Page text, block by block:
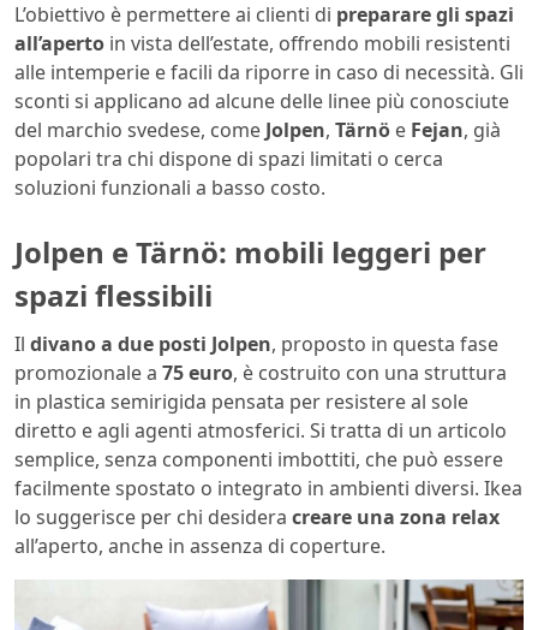
L’obiettivo è permettere ai clienti di preparare gli spazi
all’aperto in vista dell’estate, offrendo mobili resistenti
alle intemperie e facili da riporre in caso di necessità. Gli
sconti si applicano ad alcune delle linee più conosciute
del marchio svedese, come Jolpen, Tärnö e Fejan, già
popolari tra chi dispone di spazi limitati o cerca
soluzioni funzionali a basso costo.
Jolpen e Tärnö: mobili leggeri per
spazi flessibili
Il divano a due posti Jolpen, proposto in questa fase
promozionale a 75 euro, è costruito con una struttura
in plastica semirigida pensata per resistere al sole
diretto e agli agenti atmosferici. Si tratta di un articolo
semplice, senza componenti imbottiti, che può essere
facilmente spostato o integrato in ambienti diversi. Ikea
lo suggerisce per chi desidera creare una zona relax
all’aperto, anche in assenza di coperture.